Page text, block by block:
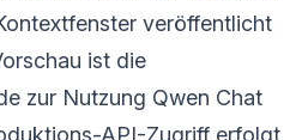
veröffentlicht
ist die
zur Nutzung Qwen Chat
API-Zugriff erfolgt